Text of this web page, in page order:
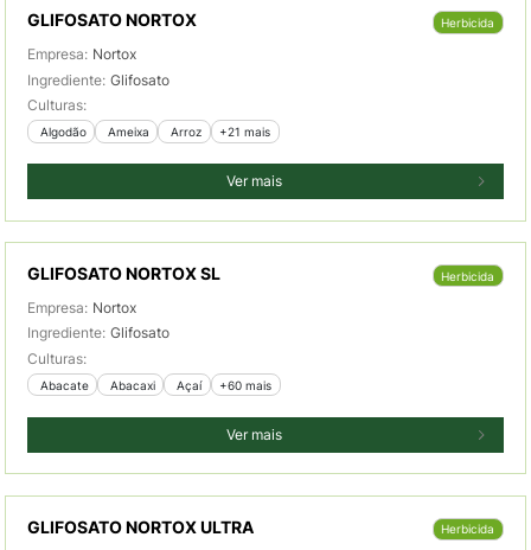
GLIFOSATO NORTOX Herbicida
Empresa: Nortox
Ingrediente: Glifosato
Culturas:
Algodão Ameixa Arroz +21 mais
Ver mais
GLIFOSATO NORTOX SL Herbicida
Empresa: Nortox
Ingrediente: Glifosato
Culturas:
Abacate Abacaxi Açaí +60 mais
Ver mais
GLIFOSATO NORTOX ULTRA Herbicida